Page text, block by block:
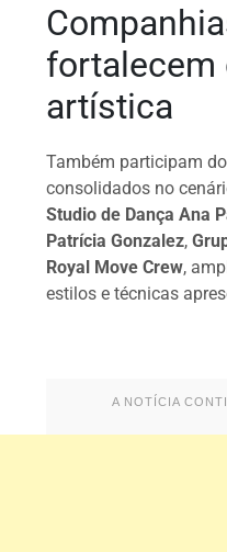
fortalecem
artística
Também participam
consolidados no
Studio de Dança Ana
Patrícia Gonzalez,
Royal Move Crew,
estilos e técnicas
A NOTÍCIA